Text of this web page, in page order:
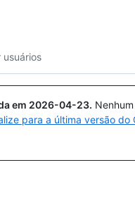
usuários
em 2026-04-23.
para a última versão do